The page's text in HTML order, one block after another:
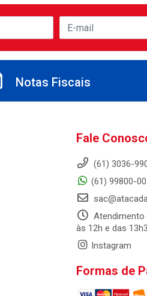
Notas Fiscais
Fale
(61) 3036-
(61) 99800-
Atendimento
às 12h e das
Instagram
Formas de